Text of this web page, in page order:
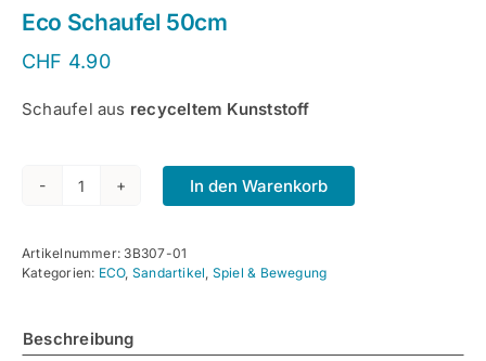
Eco Schaufel 50cm
CHF 4.90
Schaufel aus recyceltem Kunststoff
Eco
Menge
In den Warenkorb
Artikelnummer: 3B307-01
Kategorien: ECO, Sandartikel, Spiel & Bewegung
Beschreibung